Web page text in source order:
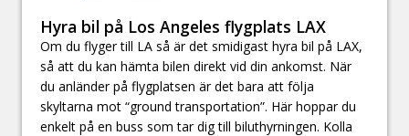
Hyra bil på Los Angeles flygplats LAX
Om du flyger till LA så är det smidigast hyra bil på LAX,
så att du kan hämta bilen direkt vid din ankomst. När
du anländer på flygplatsen är det bara att följa
skyltarna mot “ground transportation”. Här hoppar du
enkelt på en buss som tar dig till biluthyrningen. Kolla